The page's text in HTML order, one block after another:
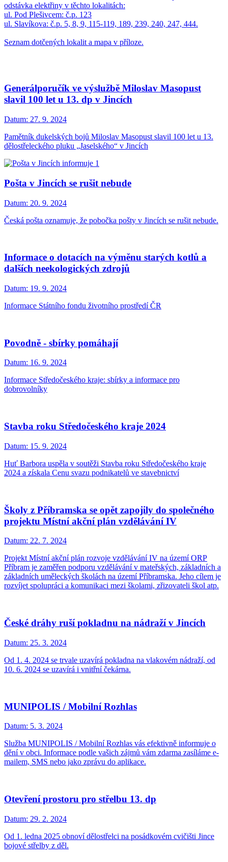
odstávka elektřiny v těchto lokalitách:
ul. Pod Plešivcem: č.p. 123
ul. Slavíkova: č.p. 5, 8, 9, 115-119, 189, 239, 240, 247, 444.
Seznam dotčených lokalit a mapa v příloze.
Generálporučík ve výslužbě Miloslav Masopust
slavil 100 let u 13. dp v Jincích
Datum: 27. 9. 2024
Pamětník dukelských bojů Miloslav Masopust slavil 100 let u 13.
dělostřeleckého pluku „Jaselského“ v Jincích
Pošta v Jincích se rušit nebude
Datum: 20. 9. 2024
Česká pošta oznamuje, že pobočka pošty v Jincích se rušit nebude.
Informace o dotacích na výměnu starých kotlů a
dalších neekologických zdrojů
Datum: 19. 9. 2024
Informace Státního fondu životního prostředí ČR
Povodně - sbírky pomáhají
Datum: 16. 9. 2024
Informace Středočeského kraje: sbírky a informace pro
dobrovolníky
Stavba roku Středočeského kraje 2024
Datum: 15. 9. 2024
Huť Barbora uspěla v soutěži Stavba roku Středočeského kraje
2024 a získala Cenu svazu podnikatelů ve stavebnictví
Školy z Příbramska se opět zapojily do společného
projektu Místní akční plán vzdělávání IV
Datum: 22. 7. 2024
Projekt Místní akční plán rozvoje vzdělávání IV na území ORP
Příbram je zaměřen podporu vzdělávání v mateřských, základních a
základních uměleckých školách na území Příbramska. Jeho cílem je
rozvíjet spolupráci a komunikaci mezi školami, zřizovateli škol atp.
České dráhy ruší pokladnu na nádraží v Jincích
Datum: 25. 3. 2024
Od 1. 4. 2024 se trvale uzavírá pokladna na vlakovém nádraží, od
10. 6. 2024 se uzavírá i vnitřní čekárna.
MUNIPOLIS / Mobilní Rozhlas
Datum: 5. 3. 2024
Služba MUNIPOLIS / Mobilní Rozhlas vás efektivně informuje o
dění v obci. Informace podle vašich zájmů vám zdarma zasíláme e-
mailem, SMS nebo jako zprávu do aplikace.
Otevření prostoru pro střelbu 13. dp
Datum: 29. 2. 2024
Od 1. ledna 2025 obnoví dělostřelci na posádkovém cvičišti Jince
bojové střelby z děl.